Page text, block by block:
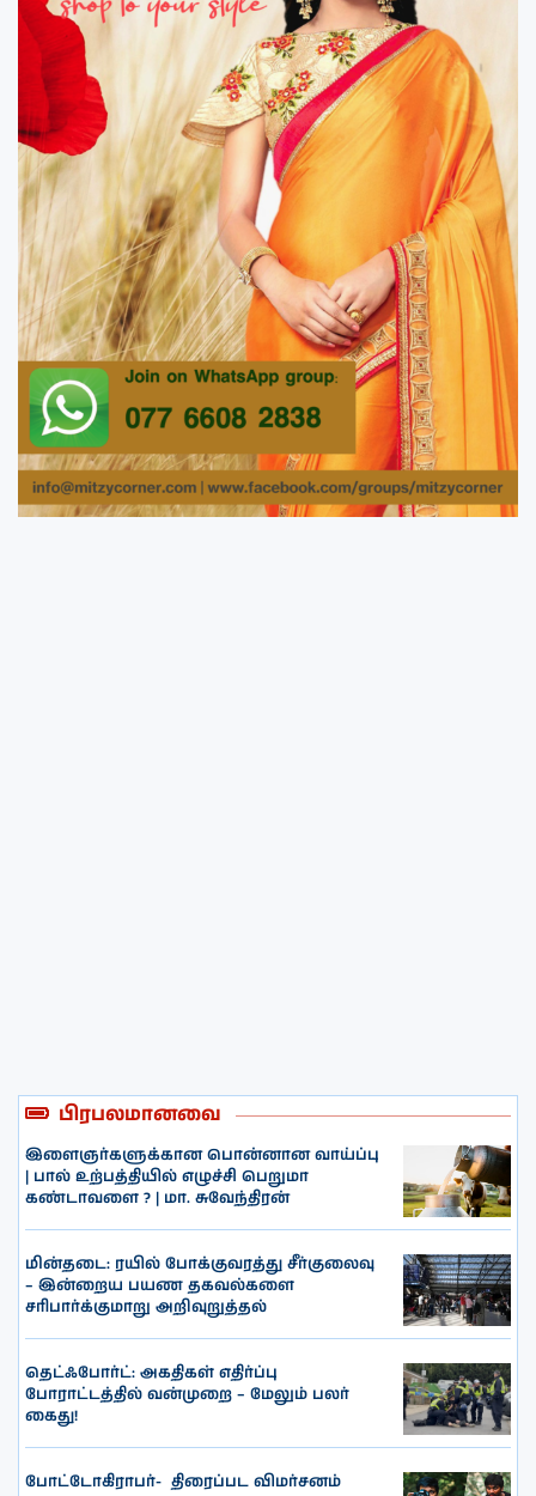
பிரபலமானவை
இளைஞர்களுக்கான பொன்னான வாய்ப்பு
| பால் உற்பத்தியில் எழுச்சி பெறுமா
கண்டாவளை ? | மா. சுவேந்திரன்
மின்தடை: ரயில் போக்குவரத்து சீர்குலைவு
– இன்றைய பயண தகவல்களை
சரிபார்க்குமாறு அறிவுறுத்தல்
தெட்ஃபோர்ட்: அகதிகள் எதிர்ப்பு
போராட்டத்தில் வன்முறை – மேலும் பலர்
கைது!
போட்டோகிராபர்- ‌ திரைப்பட விமர்சனம்